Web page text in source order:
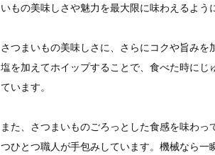
いもの美味しさや魅力を最大限に味わえるよう
さつまいもの美味しさに、さらにコクや旨み
塩を加えてホイップすることで、食べた時に
ています。
また、さつまいものごろっとした食感を味わ
つひとつ職人が手包みしています。機械なら